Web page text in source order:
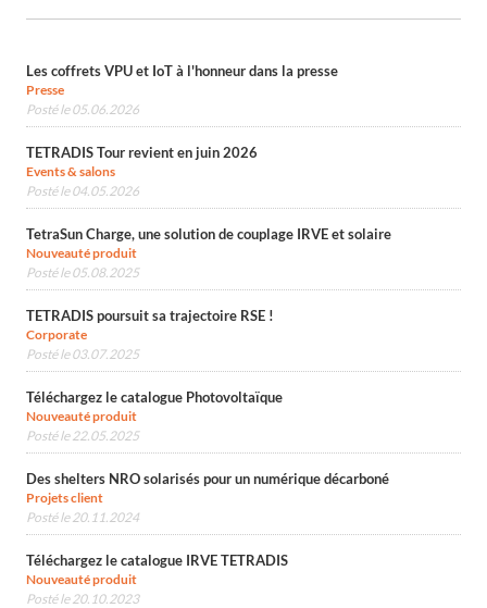
Les coffrets VPU et IoT à l'honneur dans la presse
Presse
Posté le 05.06.2026
TETRADIS Tour revient en juin 2026
Events & salons
Posté le 04.05.2026
TetraSun Charge, une solution de couplage IRVE et solaire
Nouveauté produit
Posté le 05.08.2025
TETRADIS poursuit sa trajectoire RSE !
Corporate
Posté le 03.07.2025
Téléchargez le catalogue Photovoltaïque
Nouveauté produit
Posté le 22.05.2025
Des shelters NRO solarisés pour un numérique décarboné
Projets client
Posté le 20.11.2024
Téléchargez le catalogue IRVE TETRADIS
Nouveauté produit
Posté le 20.10.2023